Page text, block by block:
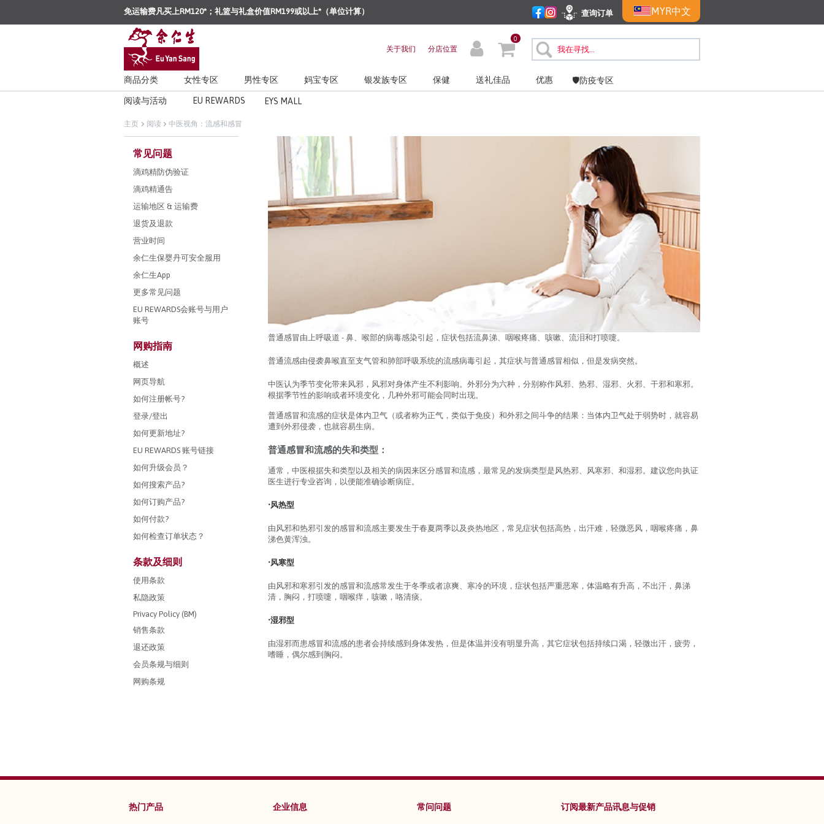
免运输费凡买上RM120*；礼篮与礼盒价值RM199或以上*（单位计算） 查询订单 MYR中文
关于我们 分店位置
0
商品分类 女性专区 男性专区 妈宝专区 银发族专区 保健 送礼佳品 优惠 🛡️防疫专区
阅读与活动 EU REWARDS EYS MALL
主页 阅读 中医视角：流感和感冒
常见问题
滴鸡精防伪验证
滴鸡精通告
运输地区 & 运输费
退货及退款
营业时间
余仁生保婴丹可安全服用
余仁生App
更多常见问题
EU REWARDS会账号与用户
账号
网购指南
概述
网页导航
如何注册帐号?
登录/登出
如何更新地址?
EU REWARDS 账号链接
如何升级会员？
如何搜索产品?
如何订购产品?
如何付款?
如何检查订单状态？
条款及细则
使用条款
私隐政策
Privacy Policy (BM)
销售条款
退还政策
会员条规与细则
网购条规
普通感冒由上呼吸道 - 鼻、喉部的病毒感染引起，症状包括流鼻涕、咽喉疼痛、咳嗽、流泪和打喷嚏。
普通流感由侵袭鼻喉直至支气管和肺部呼吸系统的流感病毒引起，其症状与普通感冒相似，但是发病突然。
中医认为季节变化带来风邪，风邪对身体产生不利影响。外邪分为六种，分别称作风邪、热邪、湿邪、火邪、干邪和寒邪。
根据季节性的影响或者环境变化，几种外邪可能会同时出现。
普通感冒和流感的症状是体内卫气（或者称为正气，类似于免疫）和外邪之间斗争的结果：当体内卫气处于弱势时，就容易
遭到外邪侵袭，也就容易生病。
普通感冒和流感的失和类型：
通常，中医根据失和类型以及相关的病因来区分感冒和流感，最常见的发病类型是风热邪、风寒邪、和湿邪。建议您向执证
医生进行专业咨询，以便能准确诊断病症。
•风热型
由风邪和热邪引发的感冒和流感主要发生于春夏两季以及炎热地区，常见症状包括高热，出汗难，轻微恶风，咽喉疼痛，鼻
涕色黄浑浊。
•风寒型
由风邪和寒邪引发的感冒和流感常发生于冬季或者凉爽、寒冷的环境，症状包括严重恶寒，体温略有升高，不出汗，鼻涕
清，胸闷，打喷嚏，咽喉痒，咳嗽，咯清痰。
•湿邪型
由湿邪而患感冒和流感的患者会持续感到身体发热，但是体温并没有明显升高，其它症状包括持续口渴，轻微出汗，疲劳，
嗜睡，偶尔感到胸闷。
热门产品 企业信息 常问问题 订阅最新产品讯息与促销